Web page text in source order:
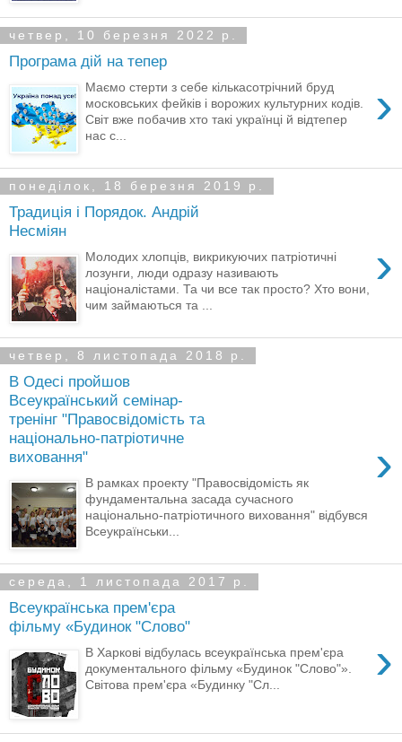
четвер, 10 березня 2022 р.
Програма дій на тепер
›
Маємо стерти з себе кількасотрічний бруд
московських фейків і ворожих культурних кодів.
Світ вже побачив хто такі українці й відтепер
нас с...
понеділок, 18 березня 2019 р.
Традиція і Порядок. Андрій
Несміян
›
Молодих хлопців, викрикуючих патріотичні
лозунги, люди одразу називають
націоналістами. Та чи все так просто? Хто вони,
чим займаються та ...
четвер, 8 листопада 2018 р.
В Одесі пройшов
Всеукраїнський семінар-
тренінг "Правосвідомість та
національно-патріотичне
виховання"
›
В рамках проекту "Правосвідомість як
фундаментальна засада сучасного
національно-патріотичного виховання" відбувся
Всеукраїнськи...
середа, 1 листопада 2017 р.
Всеукраїнська прем'єра
фільму «Будинок "Слово"
›
В Харкові відбулась всеукраїнська прем'єра
документального фільму «Будинок "Слово"».
Світова прем'єра «Будинку "Сл...